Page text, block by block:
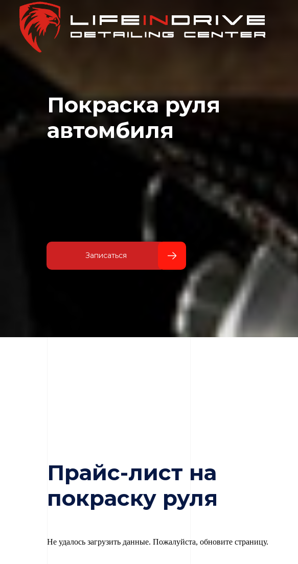
Покраска руля
автомбиля
Записаться
Прайс-лист на
покраску руля
Не удалось загрузить данные. Пожалуйста, обновите страницу.